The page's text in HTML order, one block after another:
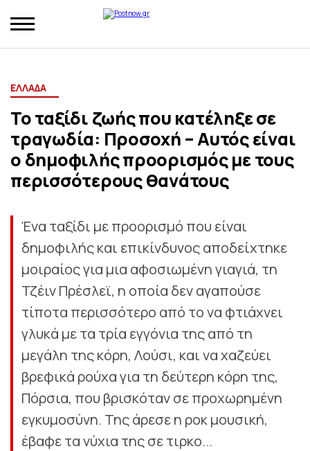
ΕΛΛΑΔΑ
Το ταξίδι ζωής που κατέληξε σε
τραγωδία: Προσοχή – Αυτός είναι
ο δημοφιλής προορισμός με τους
περισσότερους θανάτους
Ένα ταξίδι με προορισμό που είναι
δημοφιλής και επικίνδυνος αποδείχτηκε
μοιραίος για μια αφοσιωμένη γιαγιά, τη
Τζέιν Πρέσλεϊ, η οποία δεν αγαπούσε
τίποτα περισσότερο από το να φτιάχνει
γλυκά με τα τρία εγγόνια της από τη
μεγάλη της κόρη, Λούσι, και να χαζεύει
βρεφικά ρούχα για τη δεύτερη κόρη της,
Πόρσια, που βρισκόταν σε προχωρημένη
εγκυμοσύνη. Της άρεσε η ροκ μουσική,
έβαφε τα νύχια της σε τιρκο...